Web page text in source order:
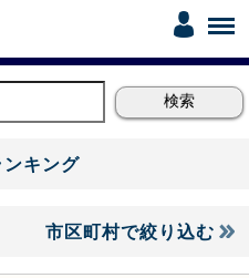
キング
市区町村で絞り込む